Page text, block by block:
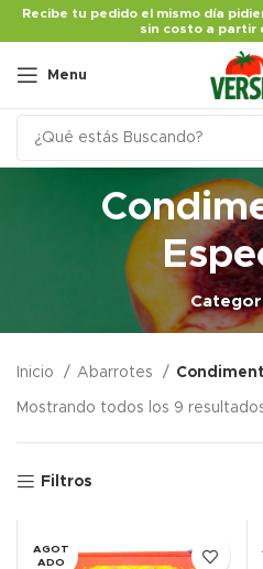
Recibe tu pedido el mismo día
sin costo a partir
Menu
Inicio Abarrotes
Mostrando todos los 9
Filtros
AGOT
ADO